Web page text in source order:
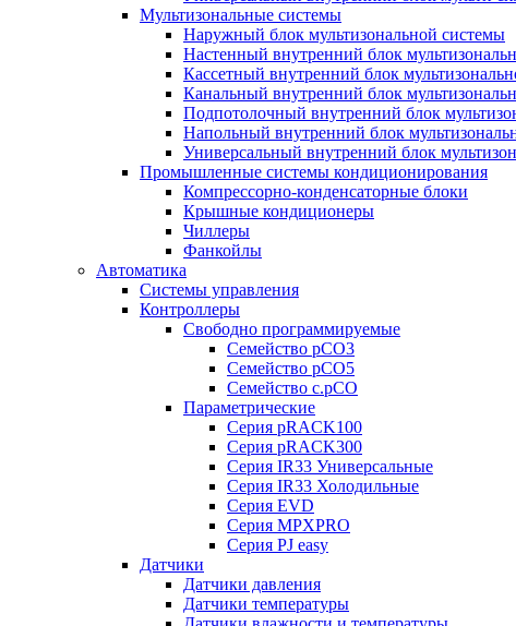
Мультизональные системы
Наружный блок мультизональной системы
Настенный внутренний блок
Кассетный внутренний блок
Канальный внутренний блок
Подпотолочный внутренний блок
Напольный внутренний блок
Универсальный внутренний блок
Промышленные системы кондиционирования
Компрессорно-конденсаторные блоки
Крышные кондиционеры
Чиллеры
Фанкойлы
Автоматика
Системы управления
Контроллеры
Свободно программируемые
Семейство pCO3
Семейство pCO5
Семейство c.pCO
Параметрические
Серия pRACK100
Серия pRACK300
Серия IR33 Универсальные
Серия IR33 Холодильные
Серия EVD
Серия MPXPRO
Серия PJ easy
Датчики
Датчики давления
Датчики температуры